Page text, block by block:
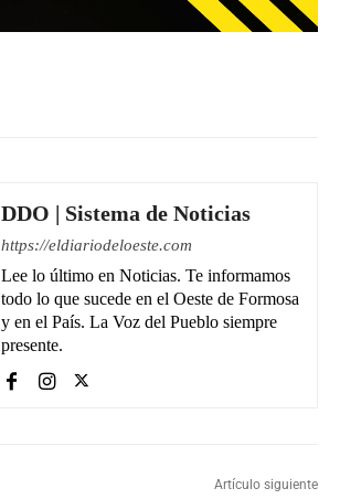
DDO | Sistema de Noticias
https://eldiariodeloeste.com
Lee lo último en Noticias. Te informamos
todo lo que sucede en el Oeste de Formosa
y en el País. La Voz del Pueblo siempre
presente.
Artículo siguiente